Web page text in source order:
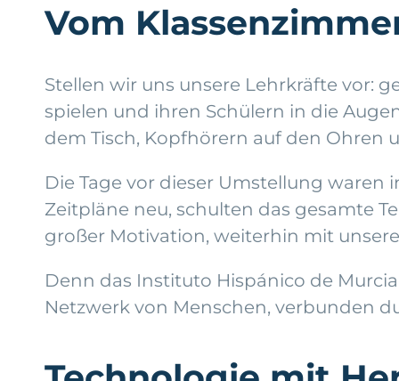
Vom
Stellen wir uns unsere Lehrkräfte vor:
spielen und ihren Schülern in die
dem Tisch, Kopfhörern auf den Ohren
Die Tage vor dieser Umstellung
Zeitpläne neu, schulten das gesamte
großer Motivation, weiterhin mit
Denn das Instituto Hispánico de
Netzwerk von Menschen, verbunden